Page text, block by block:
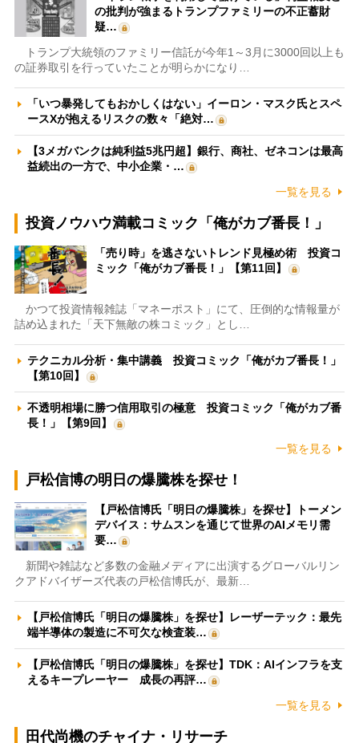
の批判が強まるトランプファミリーの不正蓄財
疑…
トランプ大統領のファミリー信託が今年1～3月に3000回以上も
の証券取引を行っていたことが明らかになり…
「いつ暴発してもおかしくはない」イーロン・マスク氏とスペ
ースXが抱えるリスクの数々「絶対…
【3メガバンクは純利益5兆円超】銀行、商社、ゼネコンは最高
益続出の一方で、中小企業・…
一覧を見る
投資ノウハウ満載コミック「俺がカブ番長！」
「売り時」を逃さないトレンド見極め術 投資コ
ミック「俺がカブ番長！」【第11回】
かつて投資情報雑誌「マネーポスト」にて、圧倒的な情報量が
詰め込まれた「天下無敵の株コミック」とし…
テクニカル分析・集中講義 投資コミック「俺がカブ番長！」
【第10回】
不透明相場に勝つ信用取引の極意 投資コミック「俺がカブ番
長！」【第9回】
一覧を見る
戸松信博の明日の爆騰株を探せ！
【戸松信博氏「明日の爆騰株」を探せ】トーメン
デバイス：サムスンを通じて世界のAIメモリ需
要…
新聞や雑誌など多数の金融メディアに出演するグローバルリン
クアドバイザーズ代表の戸松信博氏が、最新…
【戸松信博氏「明日の爆騰株」を探せ】レーザーテック：最先
端半導体の製造に不可欠な検査装…
【戸松信博氏「明日の爆騰株」を探せ】TDK：AIインフラを支
えるキープレーヤー 成長の再評…
一覧を見る
田代尚機のチャイナ・リサーチ